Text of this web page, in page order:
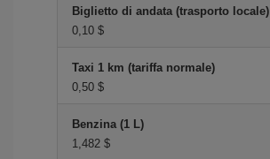
Biglietto di andata (trasporto locale)
0,10 $
Taxi 1 km (tariffa normale)
0,50 $
Benzina (1 L)
1,482 $